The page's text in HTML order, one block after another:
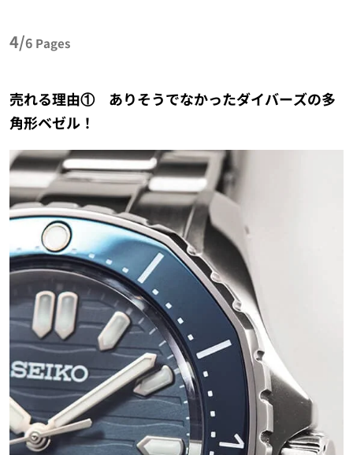
4/6 Pages
売れる理由① ありそうでなかったダイバーズの多
角形ベゼル！